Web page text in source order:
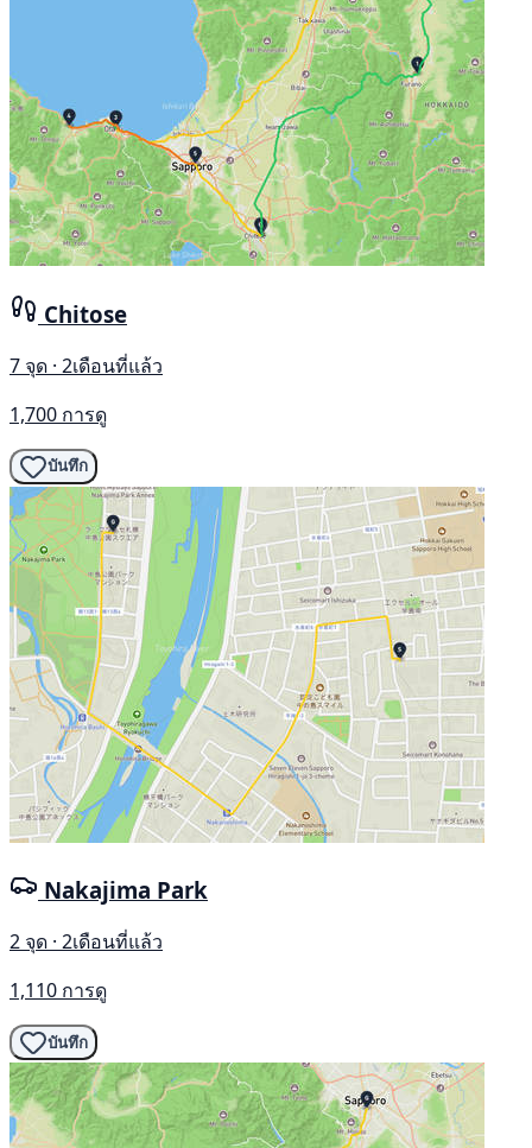
Chitose
7 จุด · 2เดือนที่แล้ว
1,700 การดู
บันทึก
Nakajima Park
2 จุด · 2เดือนที่แล้ว
1,110 การดู
บันทึก